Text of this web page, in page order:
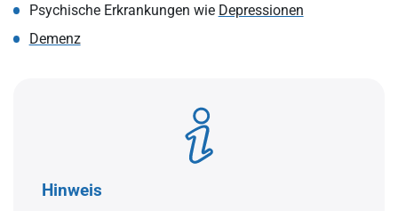
Psychische Erkrankungen wie Depressionen
Demenz
Hinweis